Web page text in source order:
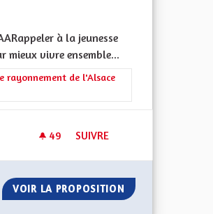
et climatiques
à la jeunesse
mieux vivre ensemble...
: La Culture, l'Education et le
rayonnement de l'Alsace
49 49 ABONNÉS
SUIVRE
VOIR LA PROPOSITION JEUNESSE -